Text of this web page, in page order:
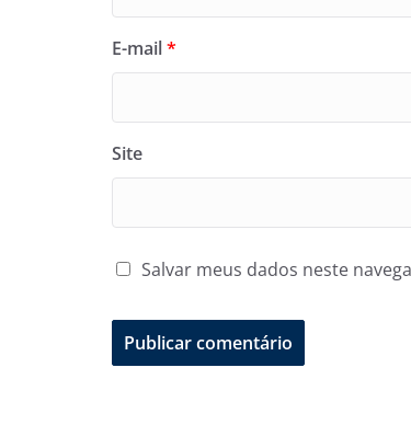
E-mail*
Site
Salvar meus dados neste